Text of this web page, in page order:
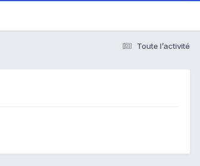
Toute l’activité